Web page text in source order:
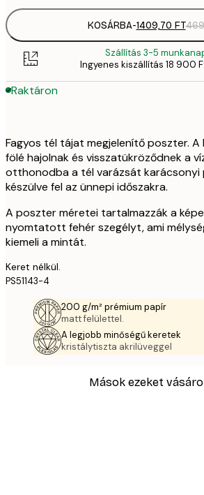
KOSÁRBA-1409,70 FT
Szállítás 3-5
Ingyenes kiszállítás 18 900
Raktáron
Fagyos tél tájat megjelenítő poszter.
fölé hajolnak és visszatükröződnek a
otthonodba a tél varázsát karácsonyi
készülve fel az ünnepi időszakra.
A poszter méretei tartalmazzák a
nyomtatott fehér szegélyt, ami
kiemeli a mintát.
Keret nélkül.
PS51143-4
200 g/m² prémium papír
matt felülettel.
A legjobb minőségű keretek
kristálytiszta akrilüveggel
Mások ezeket